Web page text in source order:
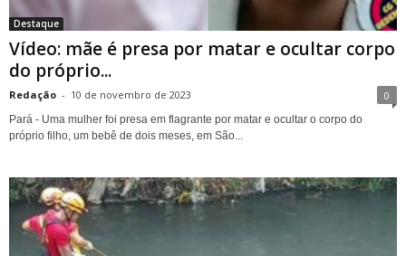
Destaque
Vídeo: mãe é presa por matar e ocultar corpo
do próprio...
Redação - 10 de novembro de 2023 0
Pará - Uma mulher foi presa em flagrante por matar e ocultar o corpo do
próprio filho, um bebê de dois meses, em São...